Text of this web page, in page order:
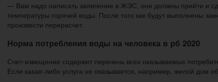
— Вам надо написать заявление в ЖЭС, они должны прийти и
температуры горячей воды. После того как будут выполнены
произвести перерасчет.
Норма потребления воды на человека в рб 2020
Счет-извещение содержит перечень всех оказываемых
Если какая-либо услуга не оказывается, например, жилой дом